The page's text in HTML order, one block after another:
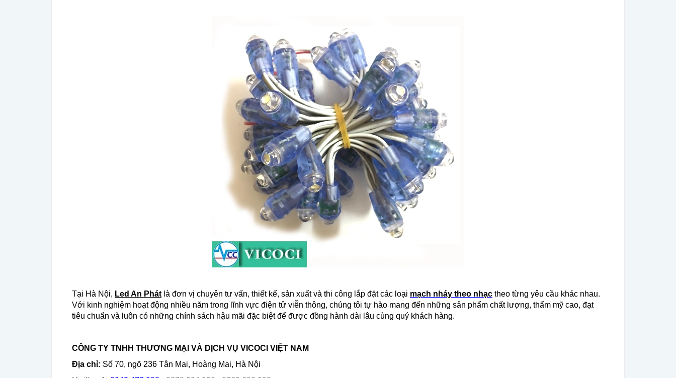
Tại Hà Nội, Led An Phát là đơn vị chuyên tư vấn, thiết kế, sản xuất và thi công lắp đặt các loại mạch nháy theo nhạc theo từng yêu cầu khác nhau.
Với kinh nghiệm hoạt động nhiều năm trong lĩnh vực điện tử viễn thông, chúng tôi tự hào mang đến những sản phẩm chất lượng, thẩm mỹ cao, đạt
tiêu chuẩn và luôn có những chính sách hậu mãi đặc biệt để được đồng hành dài lâu cùng quý khách hàng.
CÔNG TY TNHH THƯƠNG MẠI VÀ DỊCH VỤ VICOCI VIỆT NAM
Địa chỉ: Số 70, ngõ 236 Tân Mai, Hoàng Mai, Hà Nội